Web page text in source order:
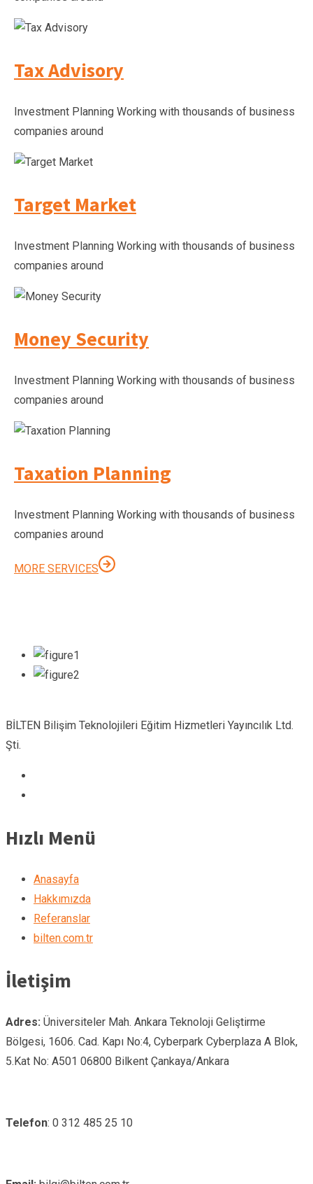
Tax Advisory
Investment Planning Working with thousands of business
companies around
Target Market
Investment Planning Working with thousands of business
companies around
Money Security
Investment Planning Working with thousands of business
companies around
Taxation Planning
Investment Planning Working with thousands of business
companies around
MORE SERVICES
BİLTEN Bilişim Teknolojileri Eğitim Hizmetleri Yayıncılık Ltd.
Şti.
Hızlı Menü
Anasayfa
Hakkımızda
Referanslar
bilten.com.tr
İletişim
Adres: Üniversiteler Mah. Ankara Teknoloji Geliştirme
Bölgesi, 1606. Cad. Kapı No:4, Cyberpark Cyberplaza A Blok,
5.Kat No: A501 06800 Bilkent Çankaya/Ankara
Telefon: 0 312 485 25 10